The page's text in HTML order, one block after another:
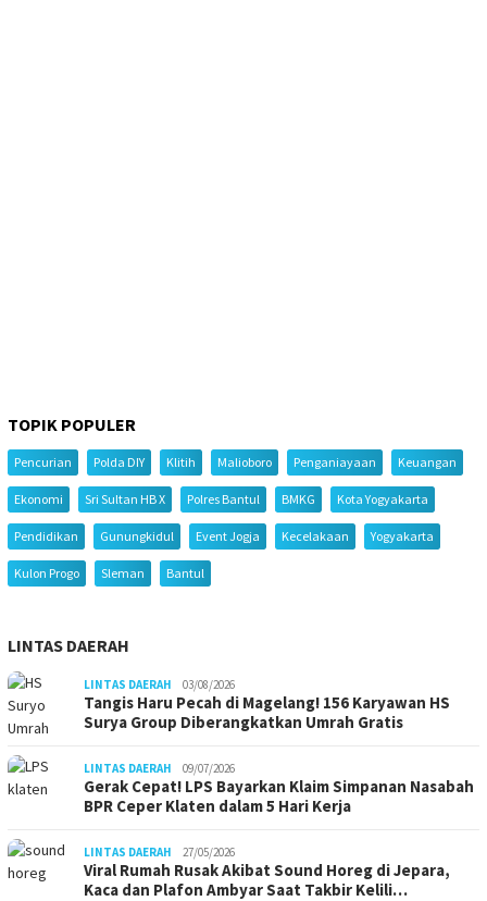
TOPIK POPULER
Pencurian Polda DIY Klitih Malioboro Penganiayaan Keuangan
Ekonomi Sri Sultan HB X Polres Bantul BMKG Kota Yogyakarta
Pendidikan Gunungkidul Event Jogja Kecelakaan Yogyakarta
Kulon Progo Sleman Bantul
LINTAS DAERAH
LINTAS DAERAH 03/08/2026
Tangis Haru Pecah di Magelang! 156 Karyawan HS
Surya Group Diberangkatkan Umrah Gratis
LINTAS DAERAH 09/07/2026
Gerak Cepat! LPS Bayarkan Klaim Simpanan Nasabah
BPR Ceper Klaten dalam 5 Hari Kerja
LINTAS DAERAH 27/05/2026
Viral Rumah Rusak Akibat Sound Horeg di Jepara,
Kaca dan Plafon Ambyar Saat Takbir Kelili…